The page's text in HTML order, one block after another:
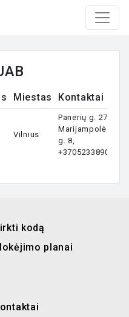
Miestas Kontaktai
Vilnius
Panerių g. 27 /
Marijampolės
g. 8,
+37052338900
kodą
planai